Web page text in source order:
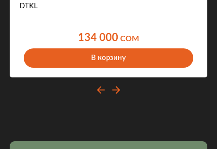
DTKL
134 000 COM
В корзину